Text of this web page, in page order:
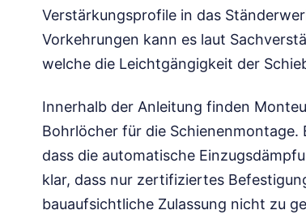
Verstärkungsprofile in das
Vorkehrungen kann es laut
welche die Leichtgängigkeit der
Innerhalb der Anleitung finden
Bohrlöcher für die
dass die automatische
klar, dass nur zertifiziertes
bauaufsichtliche Zulassung nicht zu